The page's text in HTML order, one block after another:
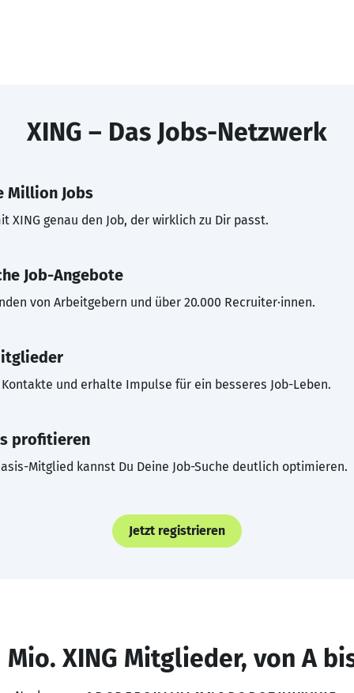
XING – Das Jobs-Netzwerk
Million Jobs
XING genau den Job, der wirklich zu Dir passt.
Job-Angebote
von Arbeitgebern und über 20.000 Recruiter·innen.
und erhalte Impulse für ein besseres Job-Leben.
profitieren
Mitglied kannst Du Deine Job-Suche deutlich optimieren.
Jetzt registrieren
Mio. XING Mitglieder, von A